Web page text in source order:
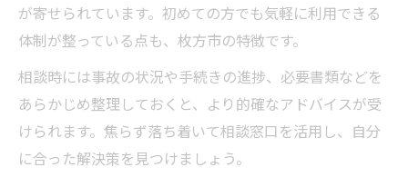
が寄せられています。初めての方でも気軽に利用できる
体制が整っている点も、枚方市の特徴です。
相談時には事故の状況や手続きの進捗、必要書類などを
あらかじめ整理しておくと、より的確なアドバイスが受
けられます。焦らず落ち着いて相談窓口を活用し、自分
に合った解決策を見つけましょう。